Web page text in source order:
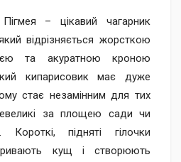
– цікавий чагарник
відрізняється жорсткою
та акуратною кроною
кипарисовик має дуже
стає незамінним для тих
за площею сади чи
Короткі, підняті гілочки
кущ і створюють